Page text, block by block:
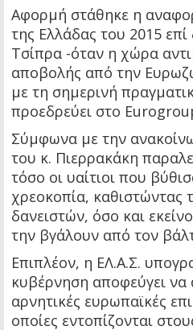
Αφορμή στάθηκε η
της Ελλάδας του 2015
Τσίπρα -όταν η χώρα
αποβολής από την
με τη σημερινή
προεδρεύει στο
Σύμφωνα με την
του κ. Πιερρακάκη
τόσο οι υαίτιοι που
χρεοκοπία, καθιστώντας
δανειστών, όσο και
την βγάλουν από τον
Επιπλέον, η ΕΛ.Α.Σ.
κυβέρνηση αποφεύγει να
αρνητικές ευρωπαϊκές
οποίες εντοπίζονται